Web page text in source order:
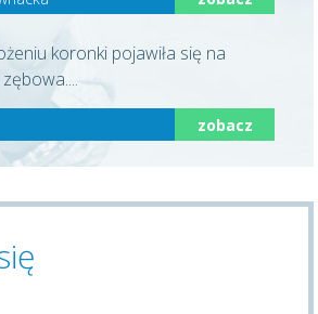
koronki pojawiła się na
zobacz